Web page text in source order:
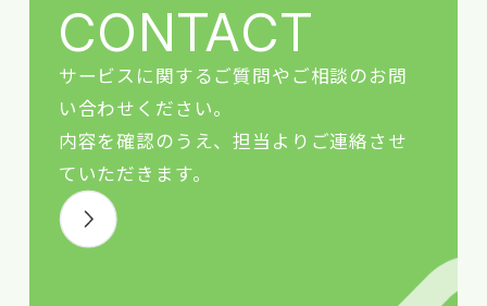
CONTACT
サービスに関するご質問やご相談のお問
い合わせください。
内容を確認のうえ、担当よりご連絡させ
ていただきます。